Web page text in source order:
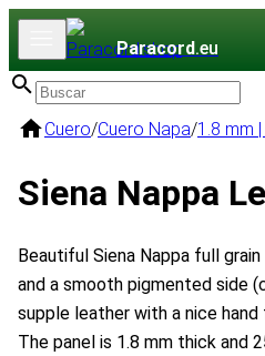
Paracord.eu
Cuero/Cuero Napa/1.8 mm
Siena Nappa
Beautiful Siena Nappa full
and a smooth pigmented side
supple leather with a nice
The panel is 1.8 mm thick and